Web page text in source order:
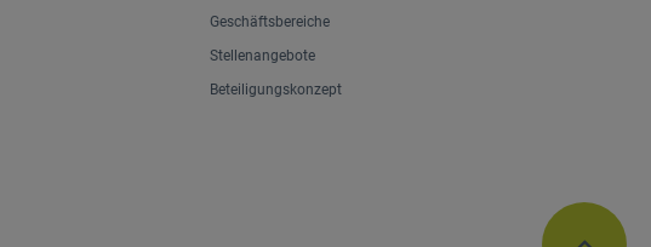
Geschäftsbereiche
Stellenangebote
Beteiligungskonzept